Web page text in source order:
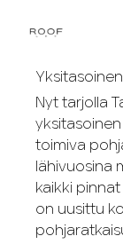
Nyt tarjolla
toimiva
lähivuosina
kaikki
on uusittu